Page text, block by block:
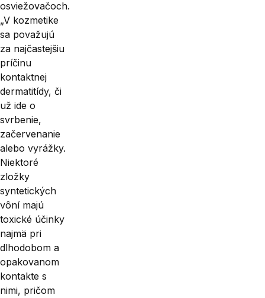
osviežovačoch.
„V koz­metike
sa považujú
za najčastejšiu
príčinu
kontaktnej
dermatitídy, či
už ide o
svrbenie,
začervenanie
alebo vyrážky.
Niektoré
zložky
syntetických
vôní majú
toxické účinky
najmä pri
dlhodobom a
opakovanom
kontakte s
nimi, pričom